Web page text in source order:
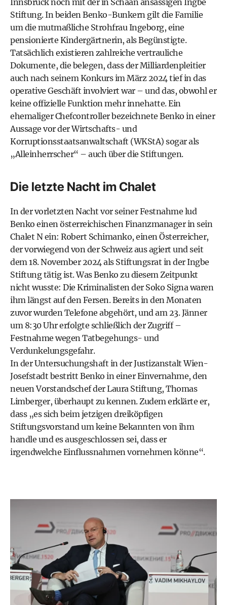
Innsbruck noch mit der in Schaan ansässigen Ingbe
Stiftung. In beiden Benko-Bunkern gilt die Familie
um die mutmaßliche Strohfrau Ingeborg, eine
pensionierte Kindergärtnerin, als Begünstigte.
Tatsächlich existieren zahlreiche vertrauliche
Dokumente, die belegen, dass der Milliardenpleitier
auch nach seinem Konkurs im März 2024 tief in das
operative Geschäft involviert war – und das, obwohl er
keine offizielle Funktion mehr innehatte. Ein
ehemaliger Chefcontroller bezeichnete Benko in einer
Aussage vor der Wirtschafts- und
Korruptionsstaatsanwaltschaft (WKStA) sogar als
„Alleinherrscher“ – auch über die Stiftungen.
Die letzte Nacht im Chalet
In der vorletzten Nacht vor seiner Festnahme lud
Benko einen österreichischen Finanzmanager in sein
Chalet N ein: Robert Schimanko, einen Österreicher,
der vorwiegend von der Schweiz aus agiert und seit
dem 18. November 2024 als Stiftungsrat in der Ingbe
Stiftung tätig ist. Was Benko zu diesem Zeitpunkt
nicht wusste: Die Kriminalisten der Soko Signa waren
ihm längst auf den Fersen. Bereits in den Monaten
zuvor wurden Telefone abgehört, und am 23. Jänner
um 8:30 Uhr erfolgte schließlich der Zugriff –
Festnahme wegen Tatbegehungs- und
Verdunkelungsgefahr.
In der Untersuchungshaft in der Justizanstalt Wien-
Josefstadt bestritt Benko in einer Einvernahme, den
neuen Vorstandschef der Laura Stiftung, Thomas
Limberger, überhaupt zu kennen. Zudem erklärte er,
dass „es sich beim jetzigen dreiköpfigen
Stiftungsvorstand um keine Bekannten von ihm
handle und es ausgeschlossen sei, dass er
irgendwelche Einflussnahmen vornehmen könne“.